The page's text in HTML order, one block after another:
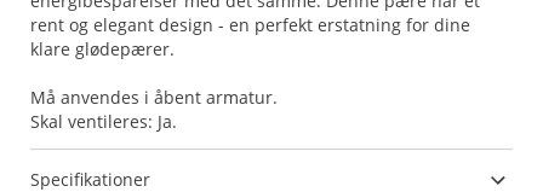
rent og elegant design - en perfekt erstatning for dine
klare glødepærer.
Må anvendes i åbent armatur.
Specifikationer